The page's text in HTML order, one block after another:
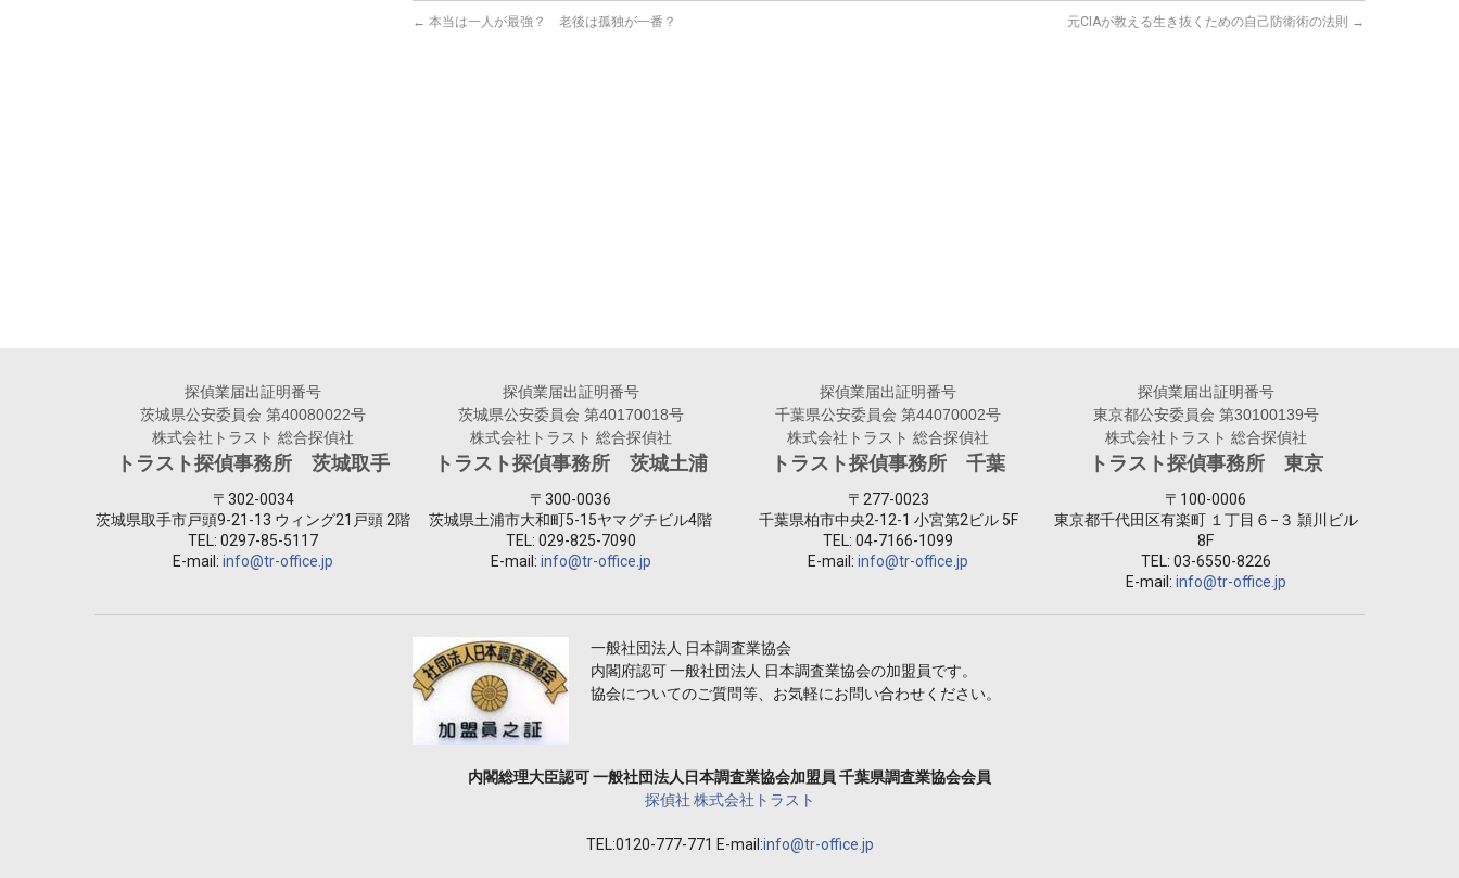
← 本当は一人が最強？ 老後は孤独が一番？ 元CIAが教える生き抜くための自己防衛術の法則 →
探偵業届出証明番号
茨城県公安委員会 第40080022号
株式会社トラスト 総合探偵社
トラスト探偵事務所 茨城取手
〒302-0034
茨城県取手市戸頭9-21-13 ウィング21戸頭 2階
TEL:0297-85-5117
E-mail:info@tr-office.jp
探偵業届出証明番号
茨城県公安委員会 第40170018号
株式会社トラスト 総合探偵社
トラスト探偵事務所 茨城土浦
〒300-0036
茨城県土浦市大和町5-15ヤマグチビル4階
TEL: 029-825-7090
E-mail: info@tr-office.jp
探偵業届出証明番号
千葉県公安委員会 第44070002号
株式会社トラスト 総合探偵社
トラスト探偵事務所 千葉
〒277-0023
千葉県柏市中央2-12-1 小宮第2ビル 5F
TEL:04-7166-1099
E-mail:info@tr-office.jp
探偵業届出証明番号
東京都公安委員会 第30100139号
株式会社トラスト 総合探偵社
トラスト探偵事務所 東京
〒100-0006
東京都千代田区有楽町 １丁目６−３ 頴川ビル
8F
TEL: 03-6550-8226
E-mail: info@tr-office.jp
一般社団法人 日本調査業協会
内閣府認可 一般社団法人 日本調査業協会の加盟員です。
協会についてのご質問等、お気軽にお問い合わせください。
内閣総理大臣認可 一般社団法人日本調査業協会加盟員 千葉県調査業協会会員
探偵社 株式会社トラスト
TEL:0120-777-771 E-mail:info@tr-office.jp